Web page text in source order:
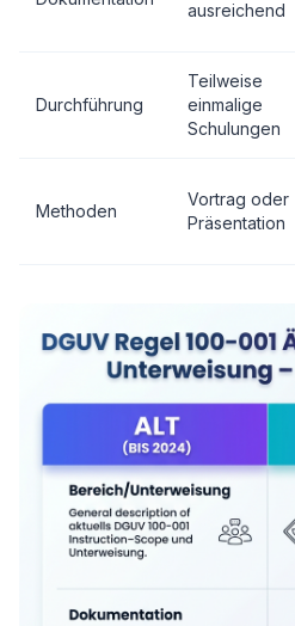
ausreichend
Durchführung
Teilweise
einmalige
Schulungen
Methoden
Vortrag oder
Präsentation